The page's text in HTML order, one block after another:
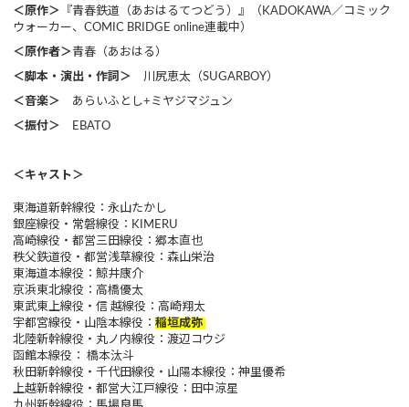
＜原作＞ 『青春鉄道（あおはるてつどう）』（KADOKAWA／コミック
ウォーカー、COMIC BRIDGE online連載中）
＜原作者＞青春（あおはる）
＜脚本・演出・作詞＞ 川尻恵太（SUGARBOY）
＜音楽＞ あらいふとし+ミヤジマジュン
＜振付＞ EBATO
＜キャスト＞
東海道新幹線役：永山たかし
銀座線役・常磐線役：KIMERU
高崎線役・都営三田線役：郷本直也
秩父鉄道役・都営浅草線役：森山栄治
東海道本線役：鯨井康介
京浜東北線役：高橋優太
東武東上線役・信 越線役：高崎翔太
宇都宮線役・山陰本線役： 稲垣成弥
北陸新幹線役・丸ノ内線役：渡辺コウジ
函館本線役： 橋本汰斗
秋田新幹線役・千代田線役・山陽本線役：神里優希
上越新幹線役・都営大江戸線役：田中涼星